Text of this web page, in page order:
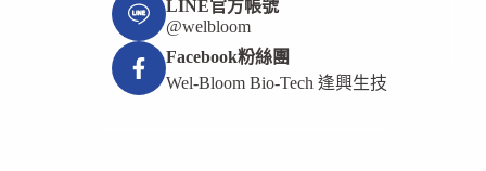
LINE官方帳號
@welbloom
Facebook粉絲團
Wel-Bloom Bio-Tech 逢興生技